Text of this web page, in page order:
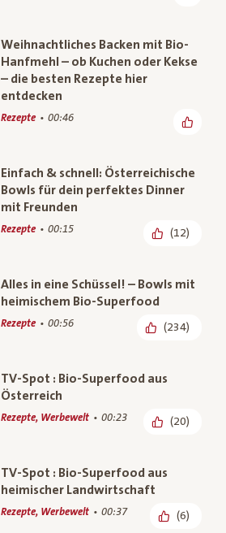
Weihnachtliches Backen mit Bio-
Hanfmehl – ob Kuchen oder Kekse
– die besten Rezepte hier
entdecken
Rezepte 00:46
Einfach & schnell: Österreichische
Bowls für dein perfektes Dinner
mit Freunden
Rezepte 00:15 (12)
Alles in eine Schüssel! – Bowls mit
heimischem Bio-Superfood
Rezepte 00:56 (234)
TV-Spot : Bio-Superfood aus
Österreich
Rezepte, Werbewelt 00:23 (20)
TV-Spot : Bio-Superfood aus
heimischer Landwirtschaft
Rezepte, Werbewelt 00:37 (6)